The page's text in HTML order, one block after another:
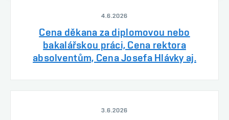
4.6.2026
Cena děkana za diplomovou nebo
bakalářskou práci, Cena rektora
absolventům, Cena Josefa Hlávky aj.
3.6.2026